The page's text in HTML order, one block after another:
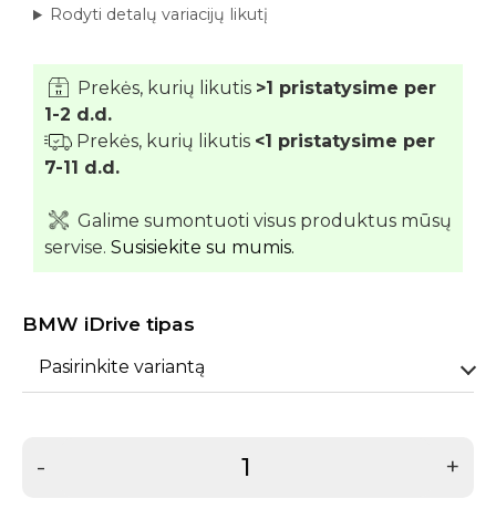
Rodyti detalų variacijų likutį
Prekės, kurių likutis >1 pristatysime per
1-2 d.d.
Prekės, kurių likutis <1 pristatysime per
7-11 d.d.
Galime sumontuoti visus produktus mūsų
servise. Susisiekite su mumis.
BMW iDrive tipas
Pasirinkite variantą
- +